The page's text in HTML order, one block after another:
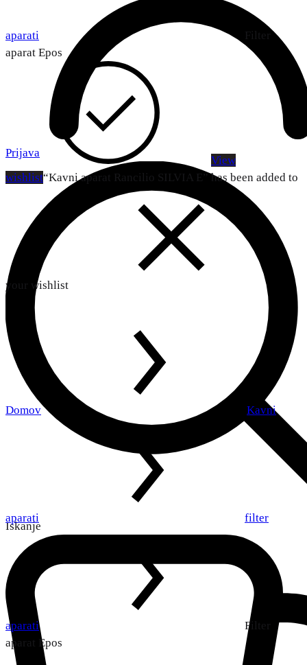
Prijava
Iskanje
aparati
Filter
aparat Epos
View
wishlist“Kavni aparat Rancilio SILVIA E” has been added to
your wishlist
Domov Kavni
aparati filter
aparati
Filter
aparat Epos